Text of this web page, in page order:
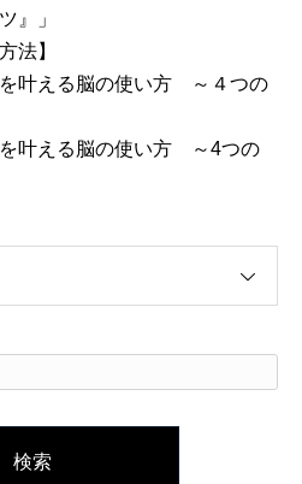
』」
法】
を叶える脳の使い方 ～４つの
を叶える脳の使い方 ～4つの